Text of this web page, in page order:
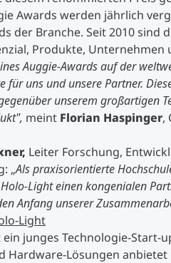
Awards werden jährlich
der Branche. Seit 2010 sind
Produkte, Unternehmen
Auggie-Awards auf der
für uns und unsere Partner.
unserem großartigen
meint Florian Haspinger,
Leiter Forschung,
„Als praxisorientierte
Light einen kongenialen
Anfang unserer
Light
junges Technologie-Start-
Hardware-Lösungen